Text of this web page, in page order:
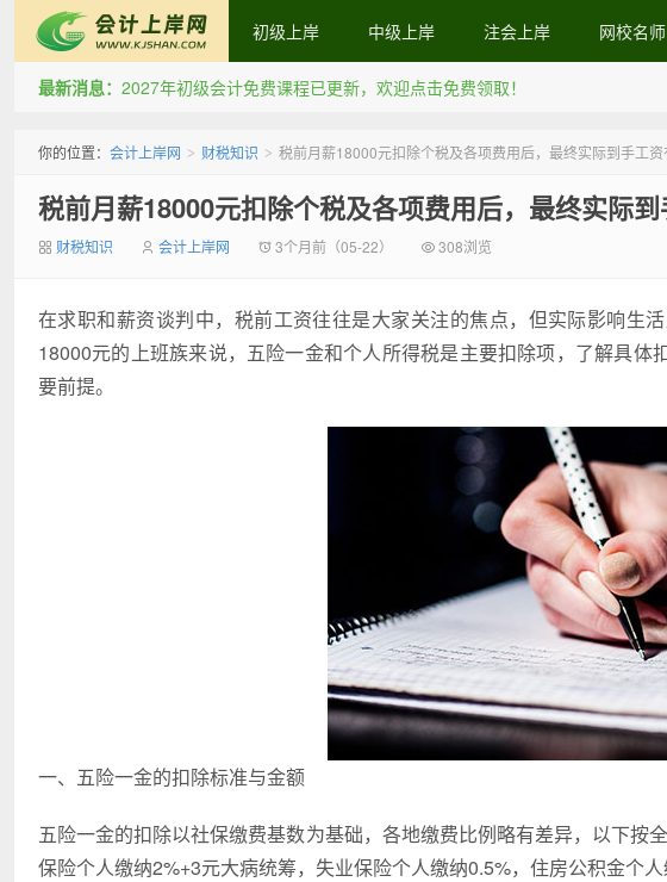
初级上岸 中级上岸 注会上岸 网校名师
最新消息： 2027年初级会计免费课程已更新，欢迎点击免费领取！
你的位置： 会计上岸网 > 财税知识 > 税前月薪18000元扣除个税及各项费用后，最终实际到手工资
税前月薪18000元扣除个税及各项费用后，最终实际
财税知识 会计上岸网 3个月前（05-22） 308浏览
在求职和薪资谈判中，税前工资往往是大家关注的焦点，但实际影响生
18000元的上班族来说，五险一金和个人所得税是主要扣除项，了解具
要前提。
一、五险一金的扣除标准与金额
五险一金的扣除以社保缴费基数为基础，各地缴费比例略有差异，以下按
保险个人缴纳2%+3元大病统筹，失业保险个人缴纳0.5%，住房公积金个